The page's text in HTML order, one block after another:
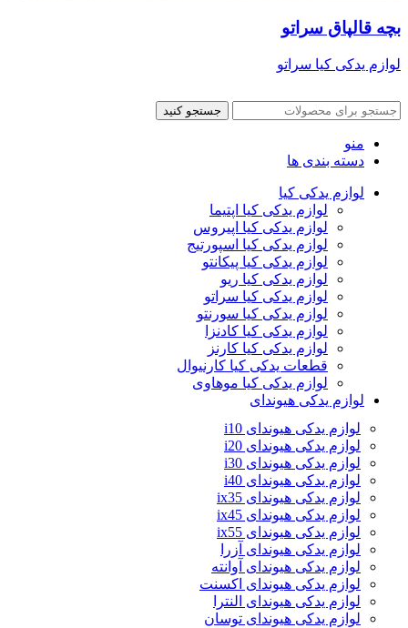
بچه قالپاق سراتو
لوازم یدکی کیا سراتو
جستجو کنید
منو
دسته بندی ها
لوازم یدکی کیا
لوازم یدکی کیا اپتیما
لوازم یدکی کیا اپیروس
لوازم یدکی کیا اسپورتیج
لوازم یدکی کیا پیکانتو
لوازم یدکی کیا ریو
لوازم یدکی کیا سراتو
لوازم یدکی کیا سورنتو
لوازم یدکی کیا کادنزا
لوازم یدکی کیا کارنز
قطعات یدکی کیا کارنیوال
لوازم یدکی کیا موهاوی
لوازم یدکی هیوندای
لوازم یدکی هیوندای i10
لوازم یدکی هیوندای i20
لوازم یدکی هیوندای i30
لوازم یدکی هیوندای i40
لوازم یدکی هیوندای ix35
لوازم یدکی هیوندای ix45
لوازم یدکی هیوندای ix55
لوازم یدکی هیوندای آزرا
لوازم یدکی هیوندای آوانته
لوازم یدکی هیوندای اکسنت
لوازم یدکی هیوندای النترا
لوازم یدکی هیوندای توسان